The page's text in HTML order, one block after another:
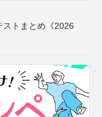
ストまとめ《2026